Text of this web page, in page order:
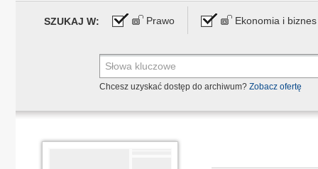
SZUKAJ W: Prawo Ekonomia i biznes
Chcesz uzyskać dostęp do archiwum? Zobacz ofertę